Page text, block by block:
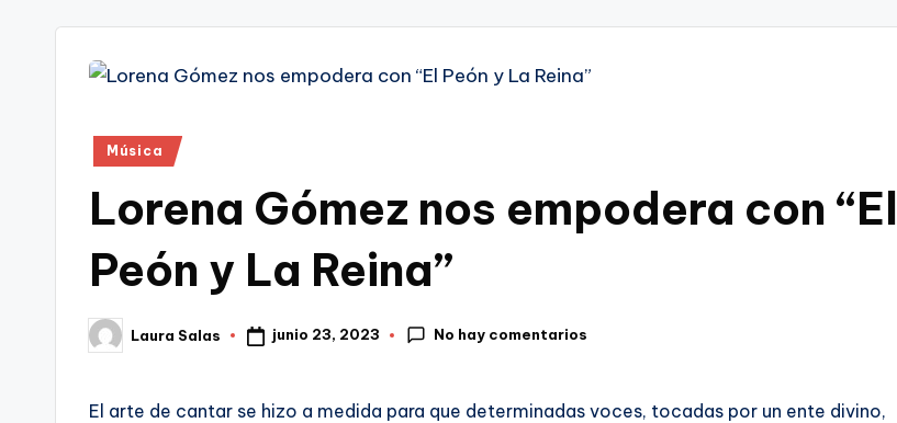
Publicado
Música
Lorena Gómez nos empodera con “El
Peón y La Reina”
Publicado
por
Laura Salas junio 23, 2023 No hay comentarios
El arte de cantar se hizo a medida para que determinadas voces, tocadas por un ente divino,